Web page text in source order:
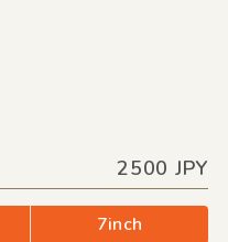
2500 JPY
7inch